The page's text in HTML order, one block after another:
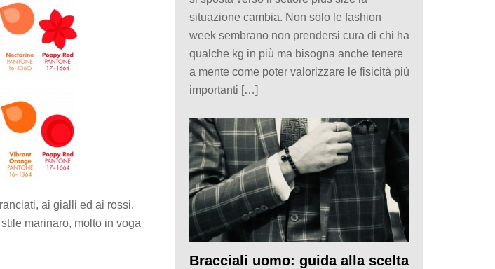
ai gialli ed ai rossi.
marinaro, molto in voga
situazione cambia. Non solo le fashion
week sembrano non prendersi cura di chi ha
qualche kg in più ma bisogna anche tenere
a mente come poter valorizzare le fisicità più
importanti […]
Bracciali uomo: guida alla scelta